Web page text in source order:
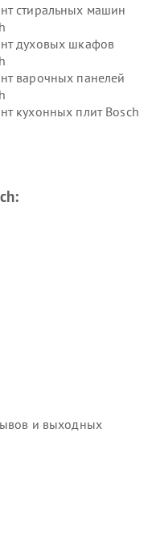
стиральных машин
духовых шкафов
варочных панелей
кухонных плит Bosch
морозильных камер
и выходных